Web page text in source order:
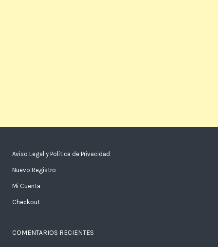
Aviso Legal y Política de Privacidad
Nuevo Registro
Mi Cuenta
Checkout
COMENTARIOS RECIENTES